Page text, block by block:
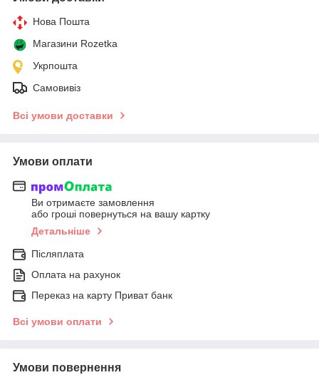
Нова Пошта
Магазини Rozetka
Укрпошта
Самовивіз
Всі умови доставки
Умови оплати
Ви отримаєте замовлення
або гроші повернуться на вашу картку
Детальніше
Післяплата
Оплата на рахунок
Переказ на карту Приват банк
Всі умови оплати
Умови повернення